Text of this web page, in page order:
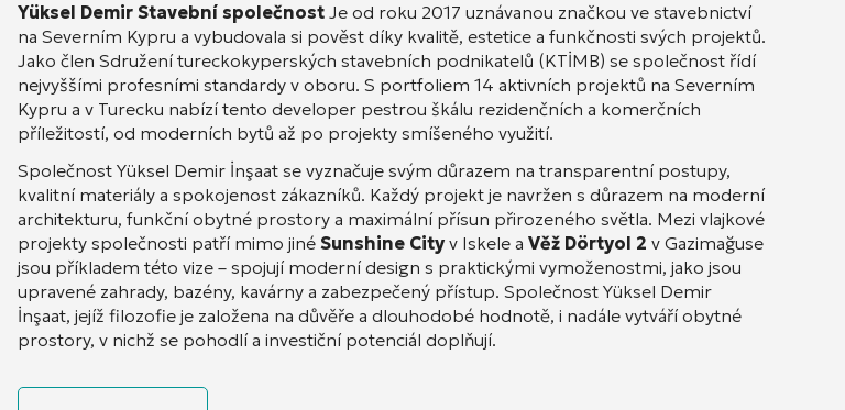
Yüksel Demir Stavební společnost Je od roku 2017 uznávanou značkou ve stavebnictví
na Severním Kypru a vybudovala si pověst díky kvalitě, estetice a funkčnosti svých projektů.
Jako člen Sdružení tureckokyperských stavebních podnikatelů (KTİMB) se společnost řídí
nejvyššími profesními standardy v oboru. S portfoliem 14 aktivních projektů na Severním
Kypru a v Turecku nabízí tento developer pestrou škálu rezidenčních a komerčních
příležitostí, od moderních bytů až po projekty smíšeného využití.
Společnost Yüksel Demir İnşaat se vyznačuje svým důrazem na transparentní postupy,
kvalitní materiály a spokojenost zákazníků. Každý projekt je navržen s důrazem na moderní
architekturu, funkční obytné prostory a maximální přísun přirozeného světla. Mezi vlajkové
projekty společnosti patří mimo jiné Sunshine City v Iskele a Věž Dörtyol 2 v Gazimağuse
jsou příkladem této vize – spojují moderní design s praktickými vymoženostmi, jako jsou
upravené zahrady, bazény, kavárny a zabezpečený přístup. Společnost Yüksel Demir
İnşaat, jejíž filozofie je založena na důvěře a dlouhodobé hodnotě, i nadále vytváří obytné
prostory, v nichž se pohodlí a investiční potenciál doplňují.